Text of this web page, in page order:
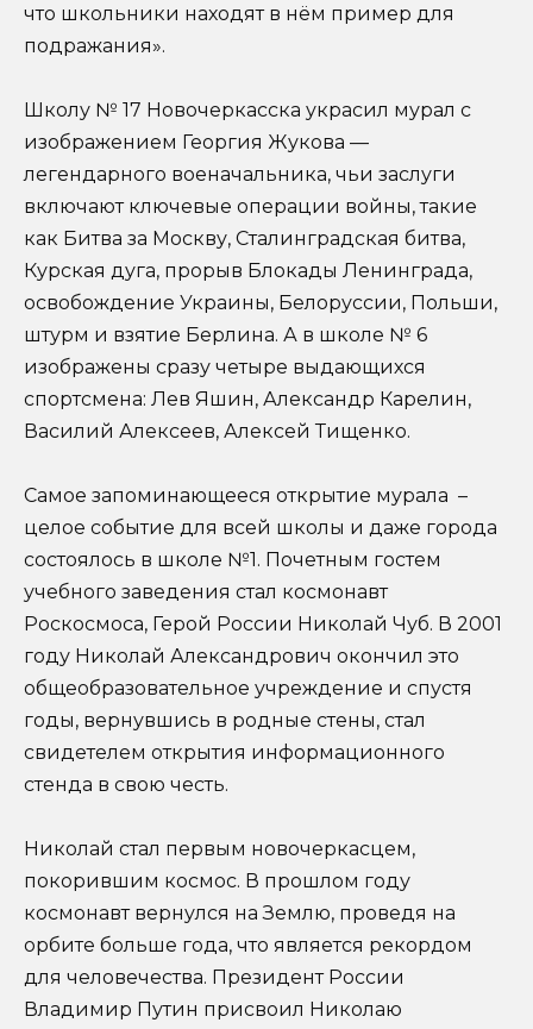
что школьники находят в нём пример для
подражания».
Школу № 17 Новочеркасска украсил мурал с
изображением Георгия Жукова —
легендарного военачальника, чьи заслуги
включают ключевые операции войны, такие
как Битва за Москву, Сталинградская битва,
Курская дуга, прорыв Блокады Ленинграда,
освобождение Украины, Белоруссии, Польши,
штурм и взятие Берлина. А в школе № 6
изображены сразу четыре выдающихся
спортсмена: Лев Яшин, Александр Карелин,
Василий Алексеев, Алексей Тищенко.
Самое запоминающееся открытие мурала –
целое событие для всей школы и даже города
состоялось в школе №1. Почетным гостем
учебного заведения стал космонавт
Роскосмоса, Герой России Николай Чуб. В 2001
году Николай Александрович окончил это
общеобразовательное учреждение и спустя
годы, вернувшись в родные стены, стал
свидетелем открытия информационного
стенда в свою честь.
Николай стал первым новочеркасцем,
покорившим космос. В прошлом году
космонавт вернулся на Землю, проведя на
орбите больше года, что является рекордом
для человечества. Президент России
Владимир Путин присвоил Николаю